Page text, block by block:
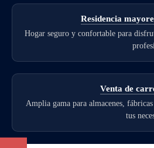
Residencia
Hogar seguro y confortable para
Venta de
Amplia gama para almacenes,
tus